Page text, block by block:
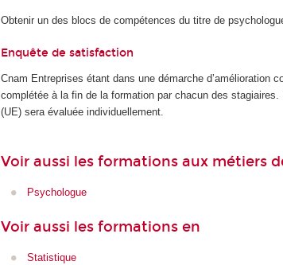
Obtenir un des blocs de compétences du titre de
Enquête de satisfaction
Cnam Entreprises étant dans une démarche d’amélioration
complétée à la fin de la formation par chacun des
(UE) sera évaluée individuellement.
Voir aussi les formations aux métiers
Psychologue
Voir aussi les formations en
Statistique